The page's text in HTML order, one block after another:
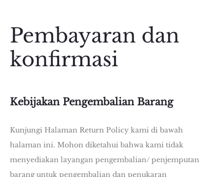
Pembayaran dan
konfirmasi
Kebijakan Pengembalian Barang
Kunjungi Halaman Return Policy kami di bawah
halaman ini. Mohon diketahui bahwa kami tidak
menyediakan layangan pengembalian/ penjemputan
barang untuk pengembalian dan penukaran